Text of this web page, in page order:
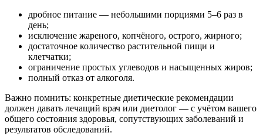
дробное питание — небольшими порциями 5–6 раз в
день;
исключение жареного, копчёного, острого, жирного;
достаточное количество растительной пищи и
клетчатки;
ограничение простых углеводов и насыщенных жиров;
полный отказ от алкоголя.
Важно помнить: конкретные диетические рекомендации
должен давать лечащий врач или диетолог — с учётом вашего
общего состояния здоровья, сопутствующих заболеваний и
результатов обследований.